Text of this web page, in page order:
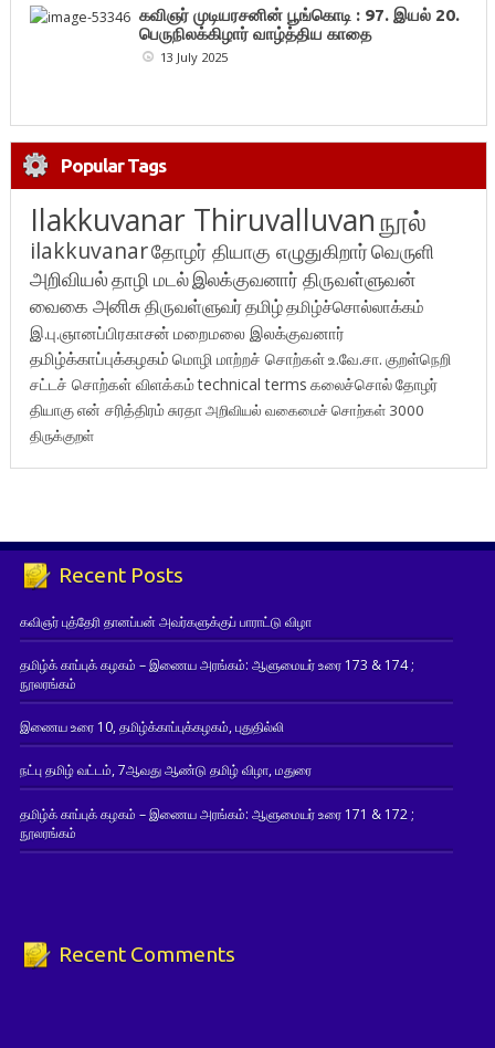
கவிஞர் முடியரசனின் பூங்கொடி : 97. இயல் 20.
பெருநிலக்கிழார் வாழ்த்திய காதை
13 July 2025
Popular Tags
Ilakkuvanar Thiruvalluvanநூல்
ilakkuvanarதோழர் தியாகு எழுதுகிறார்வெருளி
அறிவியல்தாழி மடல்இலக்குவனார் திருவள்ளுவன்
வைகை அனிசுதிருவள்ளுவர்தமிழ்தமிழ்ச்சொல்லாக்கம்
இ.பு.ஞானப்பிரகாசன் மறைமலை இலக்குவனார்
தமிழ்க்காப்புக்கழகம் மொழி மாற்றச் சொற்கள்உ.வே.சா. குறள்நெறி
சட்டச் சொற்கள் விளக்கம்technical terms கலைச்சொல்தோழர்
தியாகுஎன் சரித்திரம்சுரதாஅறிவியல் வகைமைச் சொற்கள் 3000
திருக்குறள்
Recent Posts
கவிஞர் புத்தேரி தானப்பன் அவர்களுக்குப் பாராட்டு விழா
தமிழ்க் காப்புக் கழகம் – இணைய அரங்கம்: ஆளுமையர் உரை 173 & 174 ;
நூலரங்கம்
இணைய உரை 10, தமிழ்க்காப்புக்கழகம், புதுதில்லி
நட்பு தமிழ் வட்டம், 7ஆவது ஆண்டு தமிழ் விழா, மதுரை
தமிழ்க் காப்புக் கழகம் – இணைய அரங்கம்: ஆளுமையர் உரை 171 & 172 ;
நூலரங்கம்
Recent Comments